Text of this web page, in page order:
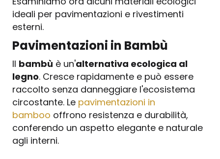
ideali per pavimentazioni e rivestimenti
esterni.
Pavimentazioni in Bambù
Il bambù è un'alternativa ecologica al
legno. Cresce rapidamente e può essere
raccolto senza danneggiare l'ecosistema
circostante. Le pavimentazioni in
bamboo offrono resistenza e durabilità,
conferendo un aspetto elegante e naturale
agli interni.